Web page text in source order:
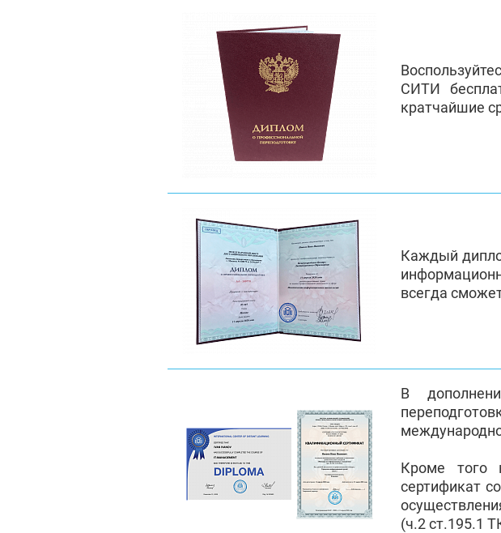
СИТИ
кратчайшие
Каждый
всегда
В
Кроме того
сертификат
(ч.2 ст.195.1